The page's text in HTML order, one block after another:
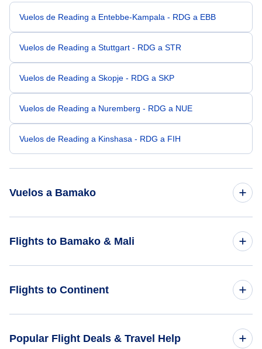
Vuelos de Reading a Entebbe-Kampala - RDG a EBB
Vuelos de Reading a Stuttgart - RDG a STR
Vuelos de Reading a Skopje - RDG a SKP
Vuelos de Reading a Nuremberg - RDG a NUE
Vuelos de Reading a Kinshasa - RDG a FIH
Vuelos a Bamako
Vuelos de Tampa a Bamako - TPA a BKO
Flights to Bamako & Mali
Flights to Continent
Popular Flight Deals & Travel Help